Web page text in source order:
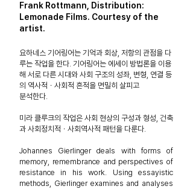
Frank Rottmann, Distribution:
Lemonade Films. Courtesy of the
artist.
요하네스 기어링어는 기억과 회상, 저항의 관점을 다
루는 작업을 한다. 기어링어는 에세이 방법론을 이용
해 서로 다른 시대와 사회 구조의 성좌, 변형, 연결 등
의 역사적ㆍ사회적 흔적을 면밀히 살피고
분석한다.
미라 클루크의 작업은 사회 현상의 구성과 형성, 건축
과 사회정치적ㆍ 사회역사적 패턴을 다룬다.
Johannes Gierlinger deals with forms of
memory, remembrance and perspectives of
resistance in his work. Using essayistic
methods, Gierlinger examines and analyses